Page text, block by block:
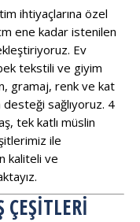
ihtiyaçlarına özel
ene kadar istenilen
Ev
tekstili ve giyim
gramaj, renk ve kat
sağlıyoruz. 4
tek katlı müslin
ile
kaliteli ve